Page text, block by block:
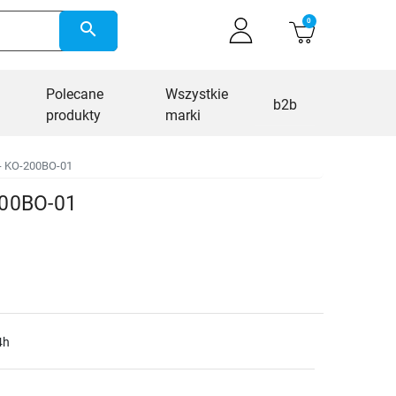
search 0
Polecane
produkty
Wszystkie
marki
b2b
200BO-01
01